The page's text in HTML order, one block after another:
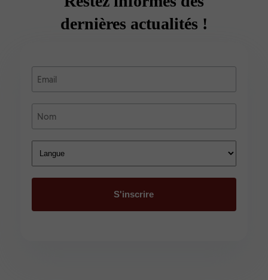
dernières actualités !